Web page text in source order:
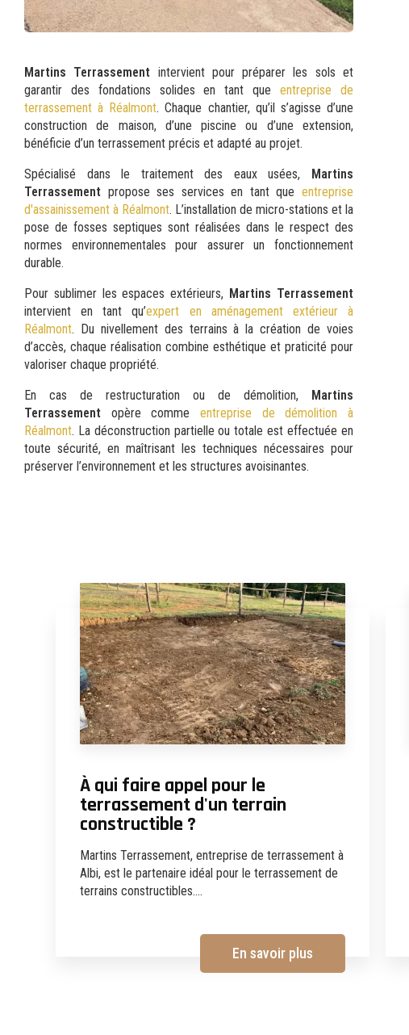
Martins Terrassement intervient pour préparer les sols et
garantir des fondations solides en tant queentreprise de
terrassement à Réalmont. Chaque chantier, qu’il s’agisse d’une
construction de maison, d’une piscine ou d’une extension,
bénéficie d’un terrassement précis et adapté au projet.
Spécialisé dans le traitement des eaux usées, Martins
Terrassement propose ses services en tant que entreprise
d'assainissement à Réalmont. L’installation de micro-stations et la
pose de fosses septiques sont réalisées dans le respect des
normes environnementales pour assurer un fonctionnement
durable.
Pour sublimer les espaces extérieurs, Martins Terrassement
intervient en tant qu’expert en aménagement extérieur à
Réalmont. Du nivellement des terrains à la création de voies
d’accès, chaque réalisation combine esthétique et praticité pour
valoriser chaque propriété.
En cas de restructuration ou de démolition, Martins
Terrassement opère comme entreprise de démolition à
Réalmont. La déconstruction partielle ou totale est effectuée en
toute sécurité, en maîtrisant les techniques nécessaires pour
préserver l’environnement et les structures avoisinantes.
À qui faire appel pour le
terrassement d'un terrain
constructible ?
Martins Terrassement, entreprise de terrassement à
Albi, est le partenaire idéal pour le terrassement de
terrains constructibles....
En savoir plus